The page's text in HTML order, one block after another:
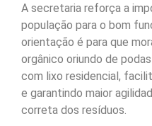
A secretaria reforça a
população para o bom
orientação é para que
orgânico oriundo de
com lixo residencial,
e garantindo maior
correta dos resíduos.